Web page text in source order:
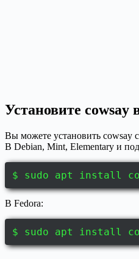
Установите cowsay
Вы можете установить cowsay
В Debian, Mint, Elementary и
$ sudo apt install
В Fedora:
$ sudo apt install